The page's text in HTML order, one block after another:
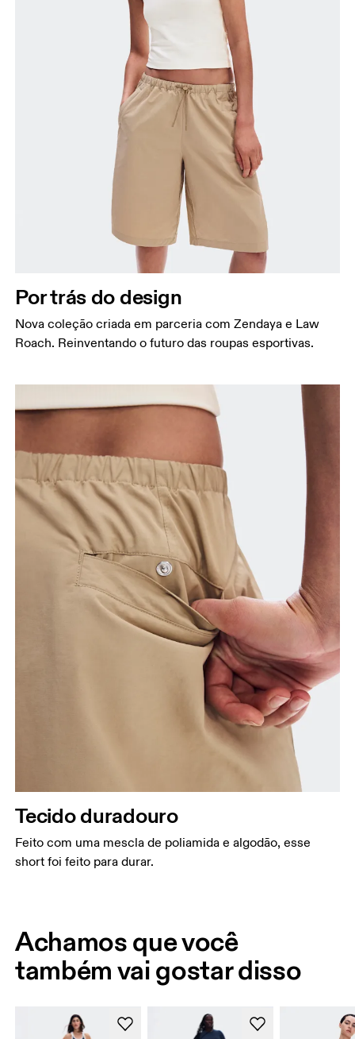
Por trás do design
Nova coleção criada em parceria com Zendaya e Law
Roach. Reinventando o futuro das roupas esportivas.
Tecido duradouro
Feito com uma mescla de poliamida e algodão, esse
short foi feito para durar.
Achamos que você
também vai gostar disso